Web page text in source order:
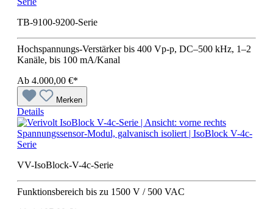
TB-9100-9200-Serie
Hochspannungs-Verstärker bis 400 Vp-p, DC–500 kHz, 1–2
Kanäle, bis 100 mA/Kanal
Ab 4.000,00 €*
Merken
Details
Spannungssensor-Modul, galvanisch isoliert | IsoBlock V-4c-
Serie
VV-IsoBlock-V-4c-Serie
Funktionsbereich bis zu 1500 V / 500 VAC